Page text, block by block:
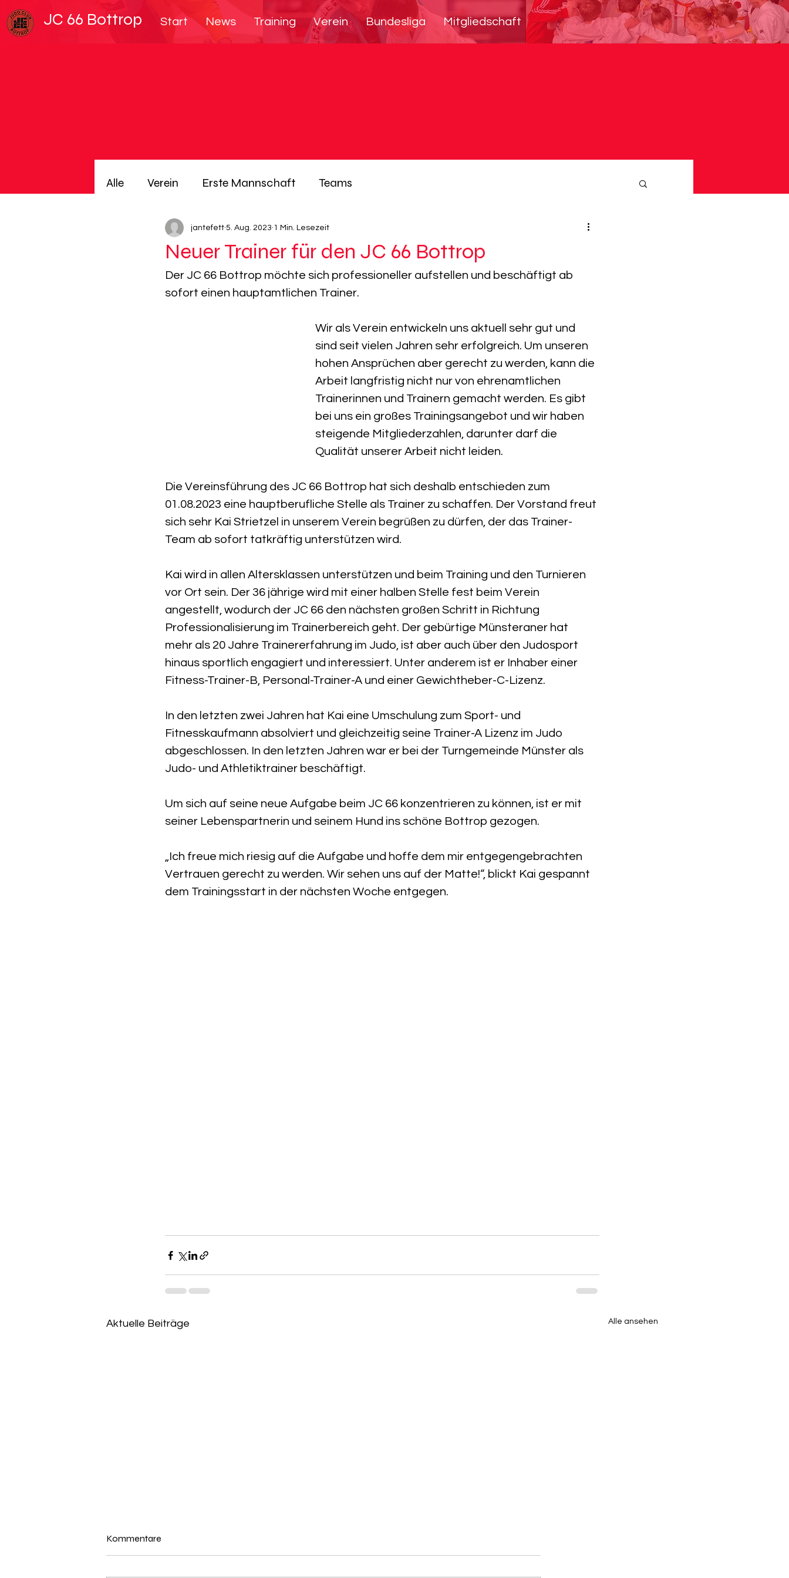
JC 66 Bottrop Start News Training Verein Bundesliga Mitgliedschaft
Alle Verein Erste Mannschaft Teams
Neuer Trainer für den JC 66 Bottrop
jantefett 5. Aug. 2023 1 Min. Lesezeit
Der JC 66 Bottrop möchte sich professioneller aufstellen und beschäftigt ab
sofort einen hauptamtlichen Trainer.
Wir als Verein entwickeln uns aktuell sehr gut und
sind seit vielen Jahren sehr erfolgreich. Um unseren
hohen Ansprüchen aber gerecht zu werden, kann die
Arbeit langfristig nicht nur von ehrenamtlichen
Trainerinnen und Trainern gemacht werden. Es gibt
bei uns ein großes Trainingsangebot und wir haben
steigende Mitgliederzahlen, darunter darf die
Qualität unserer Arbeit nicht leiden.
Die Vereinsführung des JC 66 Bottrop hat sich deshalb entschieden zum
01.08.2023 eine hauptberufliche Stelle als Trainer zu schaffen. Der Vorstand freut
sich sehr Kai Strietzel in unserem Verein begrüßen zu dürfen, der das Trainer-
Team ab sofort tatkräftig unterstützen wird.
Kai wird in allen Altersklassen unterstützen und beim Training und den Turnieren
vor Ort sein. Der 36 jährige wird mit einer halben Stelle fest beim Verein
angestellt, wodurch der JC 66 den nächsten großen Schritt in Richtung
Professionalisierung im Trainerbereich geht. Der gebürtige Münsteraner hat
mehr als 20 Jahre Trainererfahrung im Judo, ist aber auch über den Judosport
hinaus sportlich engagiert und interessiert. Unter anderem ist er Inhaber einer
Fitness-Trainer-B, Personal-Trainer-A und einer Gewichtheber-C-Lizenz.
In den letzten zwei Jahren hat Kai eine Umschulung zum Sport- und
Fitnesskaufmann absolviert und gleichzeitig seine Trainer-A Lizenz im Judo
abgeschlossen. In den letzten Jahren war er bei der Turngemeinde Münster als
Judo- und Athletiktrainer beschäftigt.
Um sich auf seine neue Aufgabe beim JC 66 konzentrieren zu können, ist er mit
seiner Lebenspartnerin und seinem Hund ins schöne Bottrop gezogen.
„Ich freue mich riesig auf die Aufgabe und hoffe dem mir entgegengebrachten
Vertrauen gerecht zu werden. Wir sehen uns auf der Matte!“, blickt Kai gespannt
dem Trainingsstart in der nächsten Woche entgegen.
Aktuelle Beiträge Alle ansehen
Kommentare